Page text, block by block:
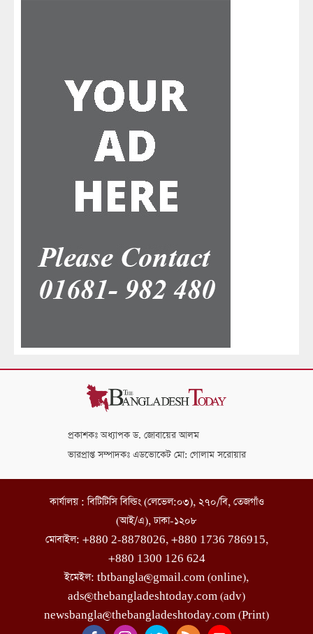
প্রকাশকঃ অধ্যাপক ড. জোবায়ের আলম
ভারপ্রাপ্ত সম্পাদকঃ এডভোকেট মো: গোলাম সরোয়ার
কার্যালয় : বিটিটিসি বিল্ডিং (লেভেল:০৩), ২৭০/বি, তেজগাঁও
(আই/এ), ঢাকা-১২০৮
মোবাইল: +880 2-8878026, +880 1736 786915,
+880 1300 126 624
ইমেইল: tbtbangla@gmail.com (online),
ads@thebangladeshtoday.com (adv)
newsbangla@thebangladeshtoday.com (Print)